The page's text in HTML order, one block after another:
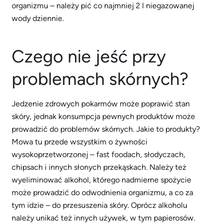
organizmu – należy pić co najmniej 2 l niegazowanej
wody dziennie.
Czego nie jeść przy
problemach skórnych?
Jedzenie zdrowych pokarmów może poprawić stan
skóry, jednak konsumpcja pewnych produktów może
prowadzić do problemów skórnych. Jakie to produkty?
Mowa tu przede wszystkim o żywności
wysokoprzetworzonej – fast foodach, słodyczach,
chipsach i innych słonych przekąskach. Należy też
wyeliminować alkohol, którego nadmierne spożycie
może prowadzić do odwodnienia organizmu, a co za
tym idzie – do przesuszenia skóry. Oprócz alkoholu
należy unikać też innych używek, w tym papierosów.